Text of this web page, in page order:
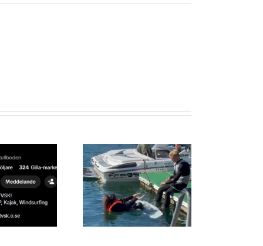
till årsmöte 24
januari 2026